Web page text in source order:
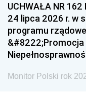
UCHWAŁA NR
24 lipca 2026 r. w
programu
Monitor Polski rok